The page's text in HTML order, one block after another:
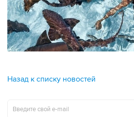
Назад к списку новостей